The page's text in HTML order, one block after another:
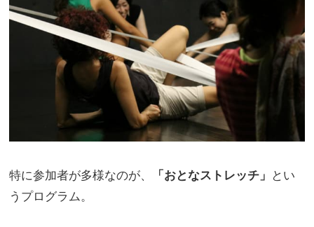
特に参加者が多様なのが、 「おとなストレッチ」
とい
うプログラム。